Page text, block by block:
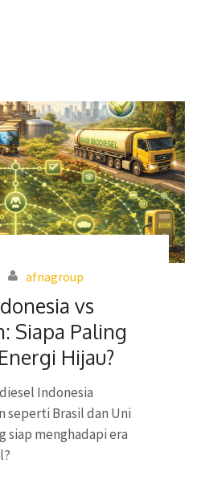
afnagroup
vs
Siapa Paling
Hijau?
Indonesia
seperti Brasil dan Uni
siap menghadapi era